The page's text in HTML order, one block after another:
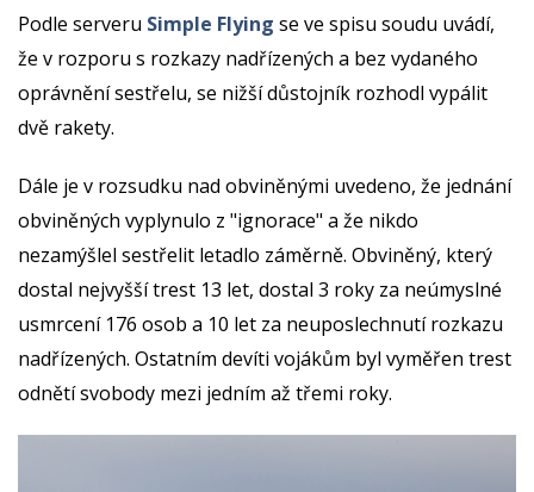
Podle serveru Simple Flying se ve spisu soudu uvádí,
že v rozporu s rozkazy nadřízených a bez vydaného
oprávnění sestřelu, se nižší důstojník rozhodl vypálit
dvě rakety.
Dále je v rozsudku nad obviněnými uvedeno, že jednání
obviněných vyplynulo z "ignorace" a že nikdo
nezamýšlel sestřelit letadlo záměrně. Obviněný, který
dostal nejvyšší trest 13 let, dostal 3 roky za neúmyslné
usmrcení 176 osob a 10 let za neuposlechnutí rozkazu
nadřízených. Ostatním devíti vojákům byl vyměřen trest
odnětí svobody mezi jedním až třemi roky.